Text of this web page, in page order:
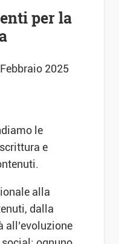
per la
2025
le
e
alla
dalla
all’evoluzione